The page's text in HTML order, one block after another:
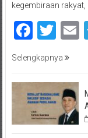
kegembiraan rakyat,
Selengkapnya